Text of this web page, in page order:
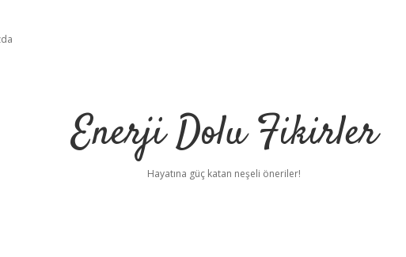
Enerji Dolu Fikirler
Hayatına güç katan neşeli öneriler!